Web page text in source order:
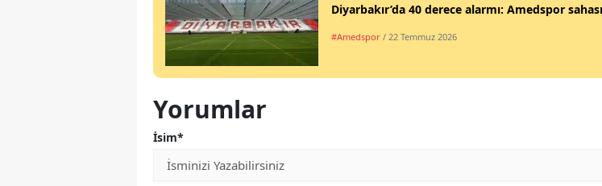
Diyarbakır’da 40 derece alarmı: Amedspor
#Amedspor / 22 Temmuz 2026
Yorumlar
İsim*